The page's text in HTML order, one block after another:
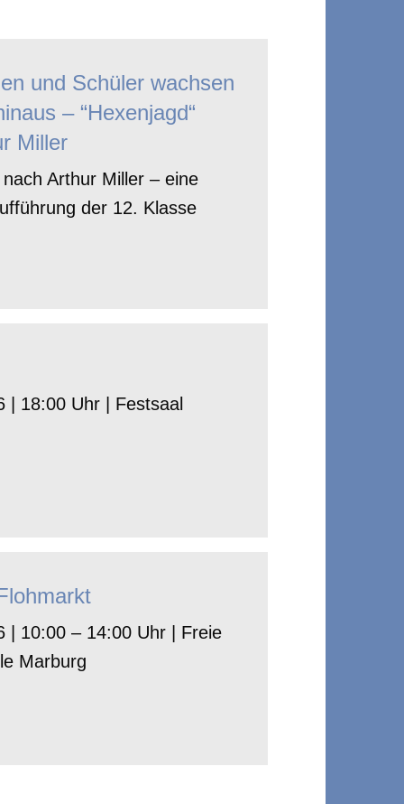
und Schüler wachsen
– “Hexenjagd“
Miller
nach Arthur Miller – eine
der 12. Klasse
| 18:00 Uhr | Festsaal
| 10:00 – 14:00 Uhr | Freie
Marburg